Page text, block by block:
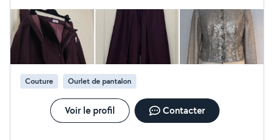
soigné. Un grand merci pour cette prestation. Nous vous la
recommandons et gardons son contact !
Couture Ourlet de pantalon
Voir le profil Contacter